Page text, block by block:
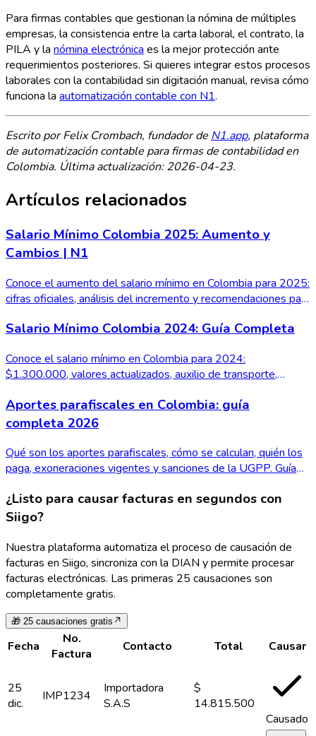
Para firmas contables que gestionan la nómina de múltiples
empresas, la consistencia entre la carta laboral, el contrato, la
PILA y la nómina electrónica es la mejor protección ante
requerimientos posteriores. Si quieres integrar estos procesos
laborales con la contabilidad sin digitación manual, revisa cómo
funciona la automatización contable con N1.
Escrito por Felix Crombach, fundador de N1.app, plataforma
de automatización contable para firmas de contabilidad en
Colombia. Última actualización: 2026-04-23.
Artículos relacionados
Salario Mínimo Colombia 2025: Aumento y
Cambios | N1
Conoce el aumento del salario mínimo en Colombia para 2025:
cifras oficiales, análisis del incremento y recomendaciones para
Salario Mínimo Colombia 2024: Guía Completa
Conoce el salario mínimo en Colombia para 2024:
$1.300.000, valores actualizados, auxilio de transporte,
Aportes parafiscales en Colombia: guía
completa 2026
Qué son los aportes parafiscales, cómo se calculan, quién los
paga, exoneraciones vigentes y sanciones de la UGPP. Guía
¿Listo para causar facturas en segundos con
Siigo?
Nuestra plataforma automatiza el proceso de causación de
facturas en Siigo, sincroniza con la DIAN y permite procesar
facturas electrónicas. Las primeras 25 causaciones son
completamente gratis.
🎁 25 causaciones gratis
Fecha
No.
Factura
Contacto Total Causar
25
dic.
IMP1234
Importadora
S.A.S
$
14.815.500
Causado